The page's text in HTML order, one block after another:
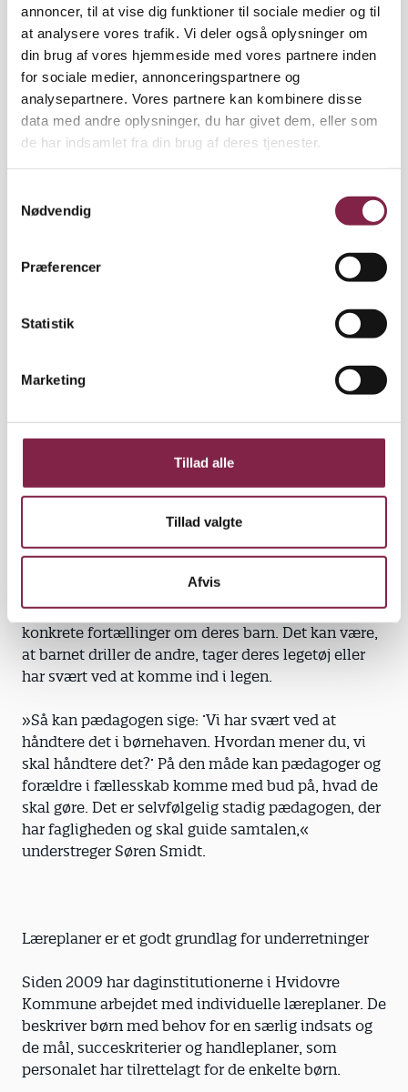
annoncer, til at vise dig funktioner til sociale medier og til
at analysere vores trafik. Vi deler også oplysninger om
din brug af vores hjemmeside med vores partnere inden
for sociale medier, annonceringspartnere og
analysepartnere. Vores partnere kan kombinere disse
data med andre oplysninger, du har givet dem, eller som
de har indsamlet fra din brug af deres tjenester.
Nødvendig
Præferencer
Statistik
Marketing
Tillad alle
Tillad valgte
Afvis
børnehaven og siger til forældrene, at de skal gøre
det samme derhjemme,« siger Søren Smidt.
Det kan være en forkert strategi.
»Hjemmet er en anden ramme, så måske skulle der
foregå noget andet derhjemme. Pæda­gogerne
kunne spørge, hvordan forældrene synes, at det
giver mening at arbejde med børnene hjemme og
bygge videre på det. Så kan forældrene aktivt
Søren Smidt.
forældre, at deres barn har problemer, men det
bliver endnu sværere, hvis pæda­gogen på forhånd
»Hvis pædagogen har et fast billede på forhånd, er
forsvarer sig. Det er ikke konstruktivt, for er der en
konflikt mellem forældre og pædagoger, kommer
børnene i klemme,« siger Søren Smidt.
Han foreslår, at pædagoger i stedet indkalder
forældrene tidligt i forløbet og giver dem tre
konkrete fortællinger om deres barn. Det kan være,
at barnet driller de andre, tager deres legetøj eller
har svært ved at komme ind i legen.
»Så kan pædagogen sige: ’Vi har svært ved at
håndtere det i børnehaven. Hvordan mener du, vi
skal håndtere det?’ På den måde kan pædagoger og
forældre i fællesskab komme med bud på, hvad de
skal gøre. Det er selvfølgelig stadig pædagogen, der
har fagligheden og skal guide samtalen,«
understreger Søren Smidt.
Læreplaner er et godt grundlag for underretninger
Siden 2009 har daginstitutionerne i Hvidovre
Kommune arbejdet med individuelle læreplaner. De
beskri­ver børn med behov for en særlig indsats og
de mål, succeskriterier og handleplaner, som
personalet har tilrettelagt for de enkelte børn.